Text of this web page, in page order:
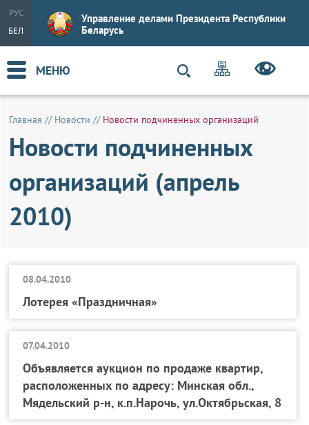
РУС
БЕЛ
Управление делами Президента Республики
Беларусь
МЕНЮ
Главная // Новости // Новости подчиненных организаций
Новости подчиненных
организаций (апрель
2010)
08.04.2010
Лотерея «Праздничная»
07.04.2010
Объявляется аукцион по продаже квартир,
расположенных по адресу: Минская обл.,
Мядельский р-н, к.п.Нарочь, ул.Октябрьская, 8